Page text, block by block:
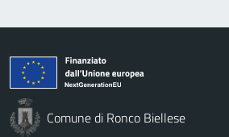
Comune di Ronco Biellese